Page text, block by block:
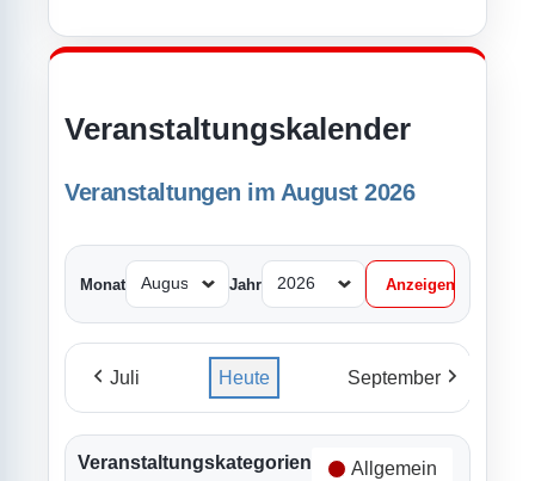
Veranstaltungskalender
Veranstaltungen im August 2026
Monat Jahr
Juli Heute September
Veranstaltungskategorien Allgemein